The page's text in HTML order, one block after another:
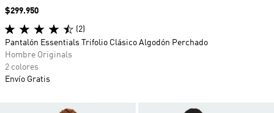
Precio
$299.950
(2)
Pantalón Essentials Trifolio Clásico Algodón Perchado
Hombre Originals
2 colores
Envío Gratis